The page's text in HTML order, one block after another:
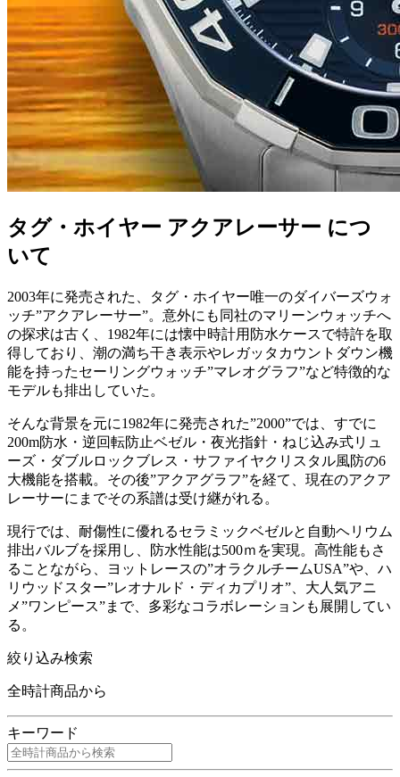
タグ・ホイヤー アクアレーサー につ
いて
2003年に発売された、タグ・ホイヤー唯一のダイバーズウォ
ッチ”アクアレーサー”。意外にも同社のマリーンウォッチへ
の探求は古く、1982年には懐中時計用防水ケースで特許を取
得しており、潮の満ち干き表示やレガッタカウントダウン機
能を持ったセーリングウォッチ”マレオグラフ”など特徴的な
モデルも排出していた。
そんな背景を元に1982年に発売された”2000”では、すでに
200m防水・逆回転防止ベゼル・夜光指針・ねじ込み式リュ
ーズ・ダブルロックブレス・サファイヤクリスタル風防の6
大機能を搭載。その後”アクアグラフ”を経て、現在のアクア
レーサーにまでその系譜は受け継がれる。
現行では、耐傷性に優れるセラミックベゼルと自動ヘリウム
排出バルブを採用し、防水性能は500ｍを実現。高性能もさ
ることながら、ヨットレースの”オラクルチームUSA”や、ハ
リウッドスター”レオナルド・ディカプリオ”、大人気アニ
メ”ワンピース”まで、多彩なコラボレーションも展開してい
る。
絞り込み検索
全時計商品から
キーワード